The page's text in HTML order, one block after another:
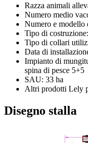
Razza
Numero medio
Numero e modello
Tipo di
Tipo di collari
Data di
Impianto di
spina di pesce 5+5
SAU: 33 ha
Altri prodotti Lely
Disegno stalla